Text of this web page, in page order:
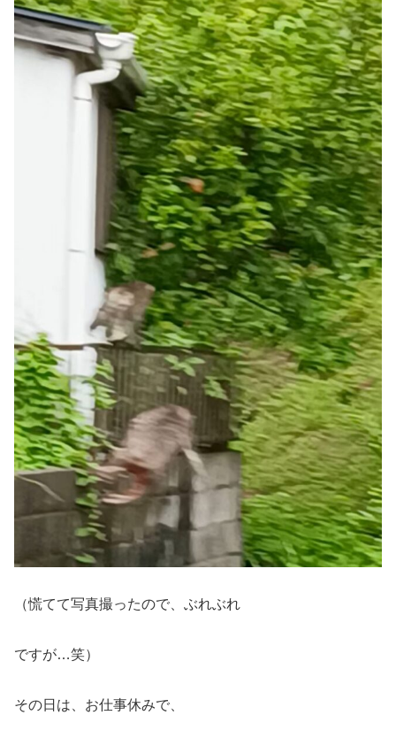
（慌てて写真撮ったので、ぶれぶれ
ですが…笑）
その日は、お仕事休みで、